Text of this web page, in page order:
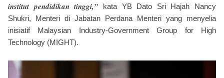
institut pendidikan tinggi,” kata YB Dato Sri Hajah Nancy
Shukri, Menteri di Jabatan Perdana Menteri yang menyelia
inisiatif Malaysian Industry-Government Group for High
Technology (MIGHT).